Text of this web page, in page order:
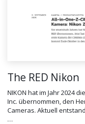
The RED Nikon
NIKON hat im Jahr 2024
Inc. übernommen, den
Cameras. Aktuell
…